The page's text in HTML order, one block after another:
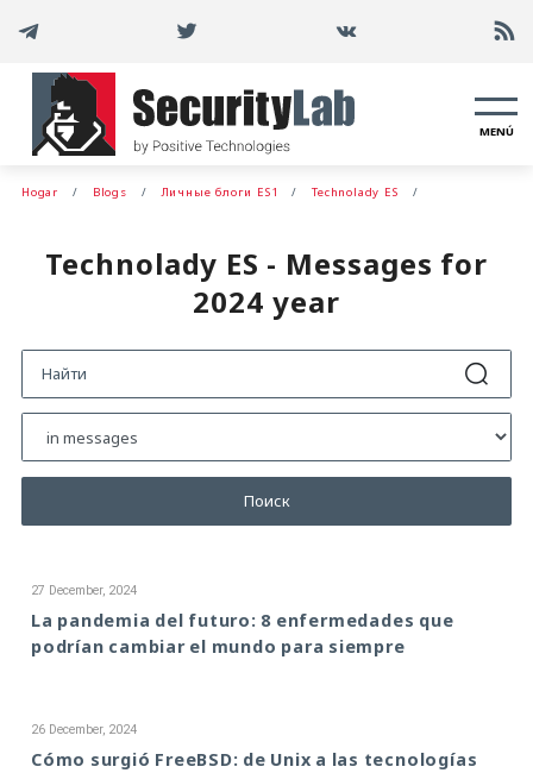
MENÚ
Hogar Blogs Личные блоги ES1 Technolady ES
Technolady ES - Messages for
2024 year
Поиск
27 December, 2024
La pandemia del futuro: 8 enfermedades que
podrían cambiar el mundo para siempre
26 December, 2024
Cómo surgió FreeBSD: de Unix a las tecnologías